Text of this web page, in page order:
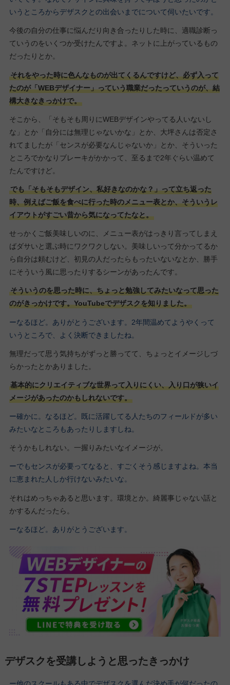
いうところからデザスクとの出会いまでについて伺いたいです。
今後の自分の仕事に悩んだり向き合ったりした時に、適職診断っ
ていうのをいくつか受けたんですよ。ネットに上がっているもの
だったりとか。
それをやった時に色んなものが出てくるんですけど、必ず入って
たのが「WEBデザイナー」っていう職業だったっていうのが、結
構大きなきっかけで。
そこから、「そもそも周りにWEBデザインやってる人いないし
な」とか「自分には無理じゃないかな」とか、大坪さんは否定さ
れてましたが「センスが必要なんじゃないか」とか、そういった
ところでかなりブレーキがかかって、至るまで2年ぐらい温めて
たんですけど。
でも「そもそもデザイン、私好きなのかな？」って立ち返った
時、例えばご飯を食べに行った時のメニュー表とか、そういうレ
イアウトがすごい昔から気になってたなと。
せっかくご飯美味しいのに、メニュー表がはっきり言ってしまえ
ばダサいと選ぶ時にワクワクしない。美味しいって分かってるか
ら自分は頼むけど、初見の人だったらもったいないなとか、勝手
にそういう風に思ったりするシーンがあったんです。
そういうのを思った時に、ちょっと勉強してみたいなって思った
のがきっかけです。YouTubeでデザスクを知りました。
ーなるほど。ありがとうございます。2年間温めてようやくって
いうところで、よく決断できましたね。
無理だって思う気持ちがずっと勝ってて、ちょっとイメージしづ
らかったとかありました。
基本的にクリエイティブな世界って入りにくい、入り口が狭いイ
メージがあったのかもしれないです。
ー確かに。なるほど。既に活躍してる人たちのフィールドが多い
みたいなところもあったりしますしね。
そうかもしれない。一握りみたいなイメージが。
ーでもセンスが必要ってなると、すごくそう感じますよね。本当
に恵まれた人しか行けないみたいな。
それはめっちゃあると思います。環境とか。綺麗事じゃない話と
かするんだったら。
ーなるほど。ありがとうございます。
デザスクを受講しようと思ったきっかけ